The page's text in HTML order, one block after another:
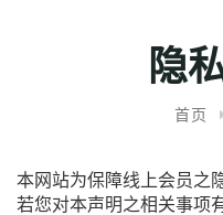
隐
首页
本网站为保障线上会员之
若您对本声明之相关事项